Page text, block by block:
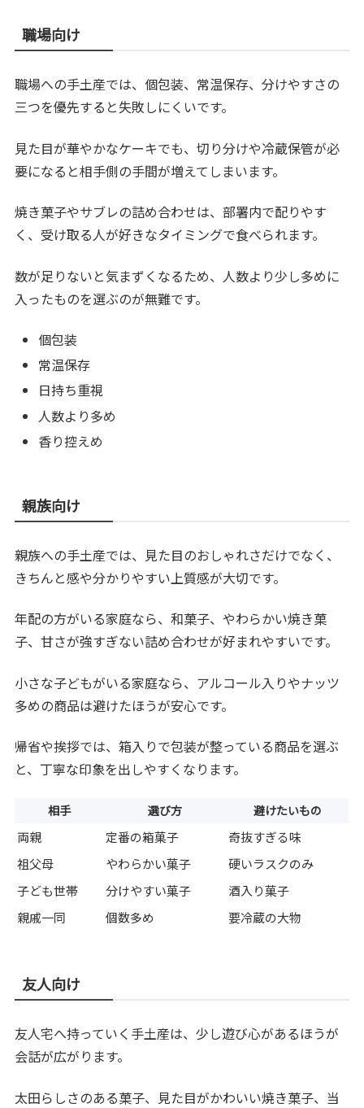
職場向け
職場への手土産では、個包装、常温保存、分けやすさの
三つを優先すると失敗しにくいです。
見た目が華やかなケーキでも、切り分けや冷蔵保管が必
要になると相手側の手間が増えてしまいます。
焼き菓子やサブレの詰め合わせは、部署内で配りやす
く、受け取る人が好きなタイミングで食べられます。
数が足りないと気まずくなるため、人数より少し多めに
入ったものを選ぶのが無難です。
個包装
常温保存
日持ち重視
人数より多め
香り控えめ
親族向け
親族への手土産では、見た目のおしゃれさだけでなく、
きちんと感や分かりやすい上質感が大切です。
年配の方がいる家庭なら、和菓子、やわらかい焼き菓
子、甘さが強すぎない詰め合わせが好まれやすいです。
小さな子どもがいる家庭なら、アルコール入りやナッツ
多めの商品は避けたほうが安心です。
帰省や挨拶では、箱入りで包装が整っている商品を選ぶ
と、丁寧な印象を出しやすくなります。
相手 選び方 避けたいもの
両親 定番の箱菓子
奇抜すぎる味
祖父母
やわらかい菓子
硬いラスクのみ
子ども世帯
分けやすい菓子
酒入り菓子
親戚一同
個数多め 要冷蔵の大物
友人向け
友人宅へ持っていく手土産は、少し遊び心があるほうが
会話が広がります。
太田らしさのある菓子、見た目がかわいい焼き菓子、当